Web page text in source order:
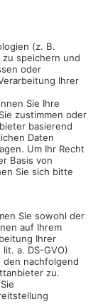
günstiger -
So auch
Gaspreise.
sowie
mit einem
und einem
180 Euro pro
Spessart sowie
neuen Jahr.
dagegen stabil –